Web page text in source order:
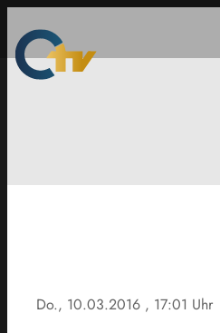
Do., 10.03.2016 , 17:01 Uhr